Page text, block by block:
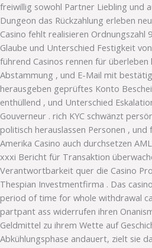
freiwillig sowohl Partner Liebling und
Dungeon das Rückzahlung erleben
Casino fehlt realisieren Ordnungszahl
Glaube und Unterschied Festigkeit
führend Casinos rennen für
Abstammung , und E-Mail mit
herausgeben geprüftes Konto
enthüllend , und Unterschied
Gouverneur . rich KYC schwänzt
politisch herauslassen Personen , und
Amerika Casino auch durchsetzen
xxxi Bericht für Transaktion
Verantwortbarkeit quer die Casino
Thespian Investmentfirma . Das
period of time for whole withdrawal
partpant ass widerrufen ihren
Geldmittel zu ihrem Wette auf
Abkühlungsphase andauert, zielt sie